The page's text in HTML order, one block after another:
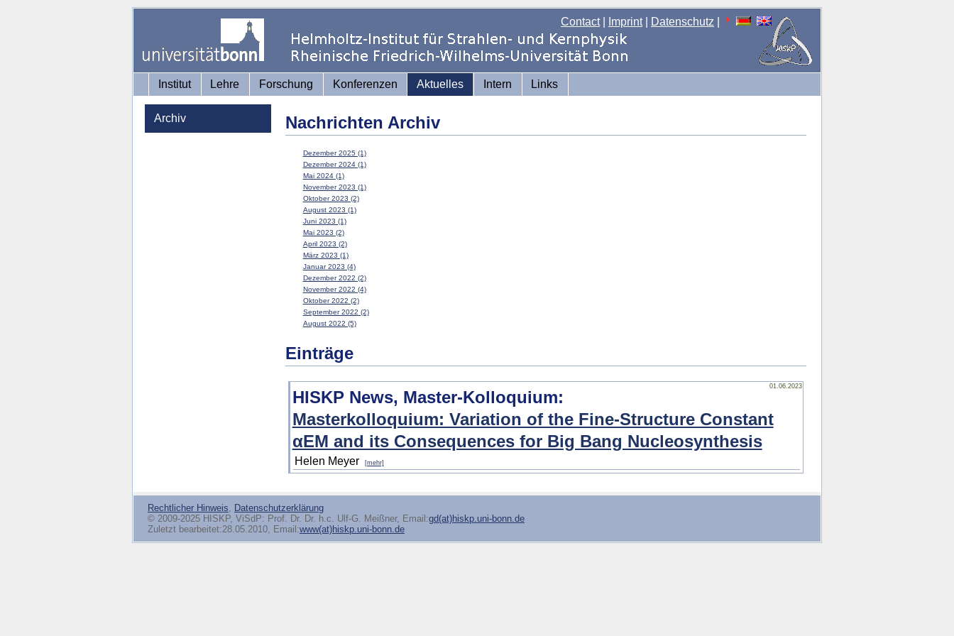
Contact| Imprint| Datenschutz
Institut Lehre Forschung Konferenzen Aktuelles Intern Links
Archiv Nachrichten Archiv
Dezember 2025 (1)
Dezember 2024 (1)
Mai 2024 (1)
November 2023 (1)
Oktober 2023 (2)
August 2023 (1)
Juni 2023 (1)
Mai 2023 (2)
April 2023 (2)
März 2023 (1)
Januar 2023 (4)
Dezember 2022 (2)
November 2022 (4)
Oktober 2022 (2)
September 2022 (2)
August 2022 (5)
Einträge
01.06.2023
HISKP News, Master-Kolloquium:
Masterkolloquium: Variation of the Fine-Structure Constant
αEM and its Consequences for Big Bang Nucleosynthesis
Helen Meyer [mehr]
Rechtlicher Hinweis, Datenschutzerklärung
© 2009-2025 HISKP, ViSdP: Prof. Dr. Dr. h.c. Ulf-G. Meißner, Email:gd(at)hiskp.uni-bonn.de
Zuletzt bearbeitet:28.05.2010, Email:www(at)hiskp.uni-bonn.de